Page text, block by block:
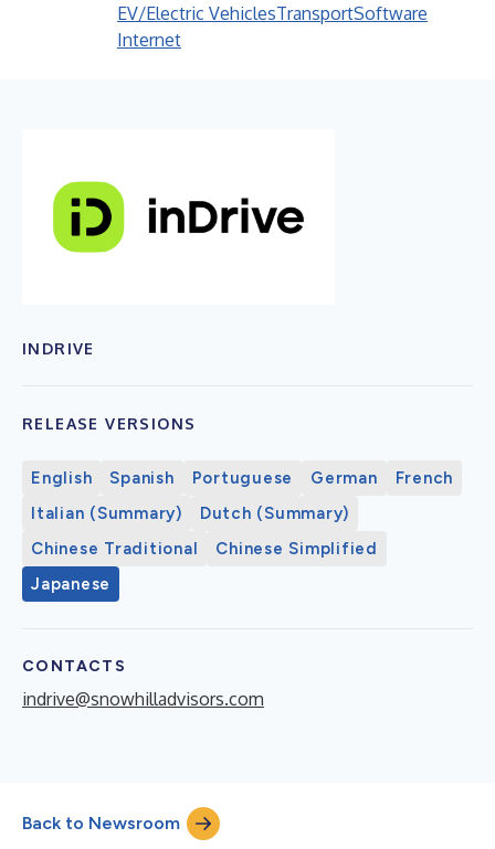
EV/Electric VehiclesTransportSoftware
Internet
INDRIVE
RELEASE VERSIONS
English Spanish Portuguese German
French
Italian (Summary)
Dutch (Summary)
Chinese Traditional
Chinese Simplified
Japanese
CONTACTS
indrive@snowhilladvisors.com
Back to Newsroom